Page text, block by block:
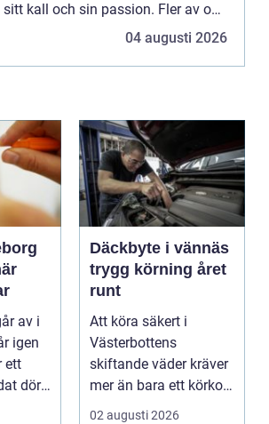
kall och sin passion. Fler av oss
frågorna: Vad är det so...04 augusti 2026
av i
igen
ett
dörr
Däckbyte i vännäs
trygg körning året
runt
Att köra säkert i
Västerbottens
skiftande väder kräver
mer än bara ett körkort
och en pålitlig bil. ...
02 augusti 2026